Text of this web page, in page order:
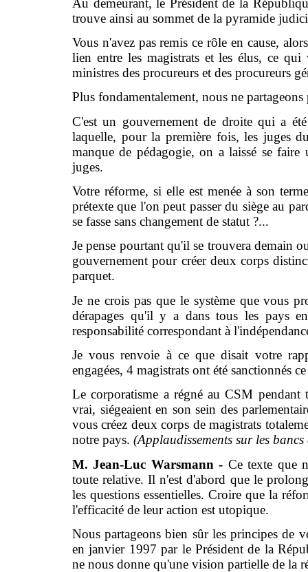
trouve ainsi au sommet de la pyramide
Vous n'avez pas remis ce rôle en cause,
lien entre les magistrats et les élus, ce
ministres des procureurs et des procureurs
Plus fondamentalement, nous ne
C'est un gouvernement de droite qui a
laquelle, pour la première fois, les juges
manque de pédagogie, on a laissé se
juges.
Votre réforme, si elle est menée à son
prétexte que l'on peut passer du siège au
se fasse sans changement de statut ?...
Je pense pourtant qu'il se trouvera demain
gouvernement pour créer deux corps
parquet.
Je ne crois pas que le système que vous
dérapages qu'il y a dans tous les pays
responsabilité correspondant à
Je vous renvoie à ce que disait votre
engagées, 4 magistrats ont été sanctionnés
Le corporatisme a régné au CSM
vrai, siégeaient en son sein des
vous créez deux corps de magistrats
notre pays. (Applaudissements sur les
M. Jean-Luc Warsmann - Ce texte que
toute relative. Il n'est d'abord que le
les questions essentielles. Croire que la
l'efficacité de leur action est utopique.
Nous partageons bien sûr les principes de
en janvier 1997 par le Président de la
ne nous donne qu'une vision partielle de la